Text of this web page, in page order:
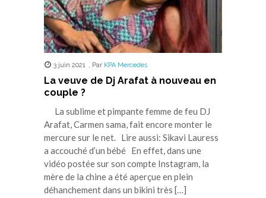
3 juin 2021 , Par KPA Mercedes
La veuve de Dj Arafat à nouveau en
couple ?
La sublime et pimpante femme de feu DJ
Arafat, Carmen sama, fait encore monter le
mercure sur le net. Lire aussi: Sikavi Lauress
a accouché d’un bébé En effet, dans une
vidéo postée sur son compte Instagram, la
mère de la chine a été aperçue en plein
déhanchement dans un bikini très […]